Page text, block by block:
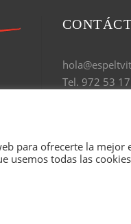
Tel. 972 53
para ofrecerte la
usemos todas las